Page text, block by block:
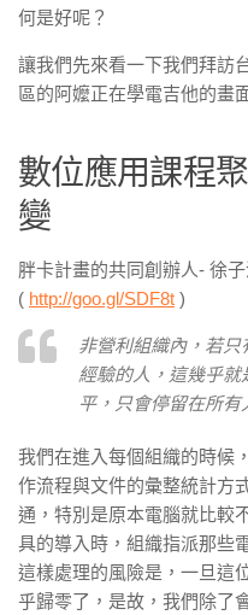
何是好呢？
讓我們先來看一下我們拜訪
區的阿嬤正在學電吉他的畫
數位應用課程
變
胖卡計畫的共同創辦人- 徐子
( http://goo.gl/SDF8t )
非營利組織內，若
經驗的人，這幾乎
平，只會停留在所有
我們在進入每個組織的時候
作流程與文件的彙整統計方
通，特別是原本電腦就比較
具的導入時，組織指派那些
這樣處理的風險是，一旦這
乎歸零了，是故，我們除了